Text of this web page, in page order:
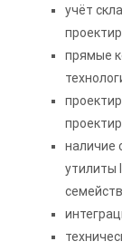
учёт
прямые
наличие
утилиты